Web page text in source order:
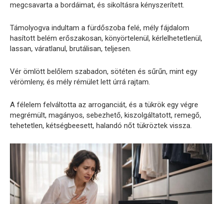
megcsavarta a bordáimat, és sikoltásra kényszerített.
Támolyogva indultam a fürdőszoba felé, mély fájdalom
hasított belém erőszakosan, könyörtelenül, kérlelhetetlenül,
lassan, váratlanul, brutálisan, teljesen.
Vér ömlött belőlem szabadon, sötéten és sűrűn, mint egy
vérömleny, és mély rémület lett úrrá rajtam.
A félelem felváltotta az arroganciát, és a tükrök egy végre
megrémült, magányos, sebezhető, kiszolgáltatott, remegő,
tehetetlen, kétségbeesett, halandó nőt tükröztek vissza.